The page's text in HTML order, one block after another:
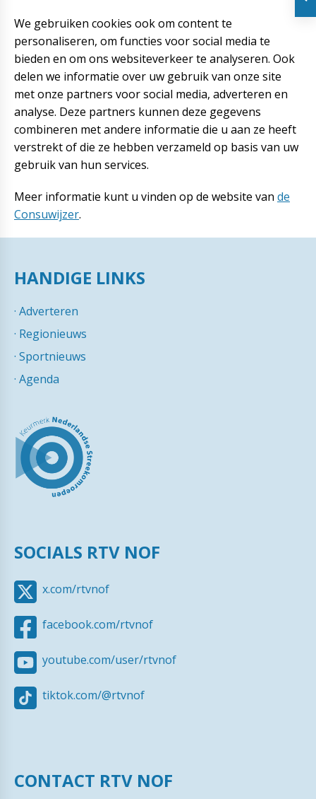
We gebruiken cookies ook om content te
personaliseren, om functies voor social media te
bieden en om ons websiteverkeer te analyseren. Ook
delen we informatie over uw gebruik van onze site
met onze partners voor social media, adverteren en
analyse. Deze partners kunnen deze gegevens
combineren met andere informatie die u aan ze heeft
verstrekt of die ze hebben verzameld op basis van uw
gebruik van hun services.
Meer informatie kunt u vinden op de website van de
Consuwijzer.
HANDIGE LINKS
· Adverteren
· Regionieuws
· Sportnieuws
· Agenda
SOCIALS RTV NOF
x.com/rtvnof
facebook.com/rtvnof
youtube.com/user/rtvnof
tiktok.com/@rtvnof
CONTACT RTV NOF